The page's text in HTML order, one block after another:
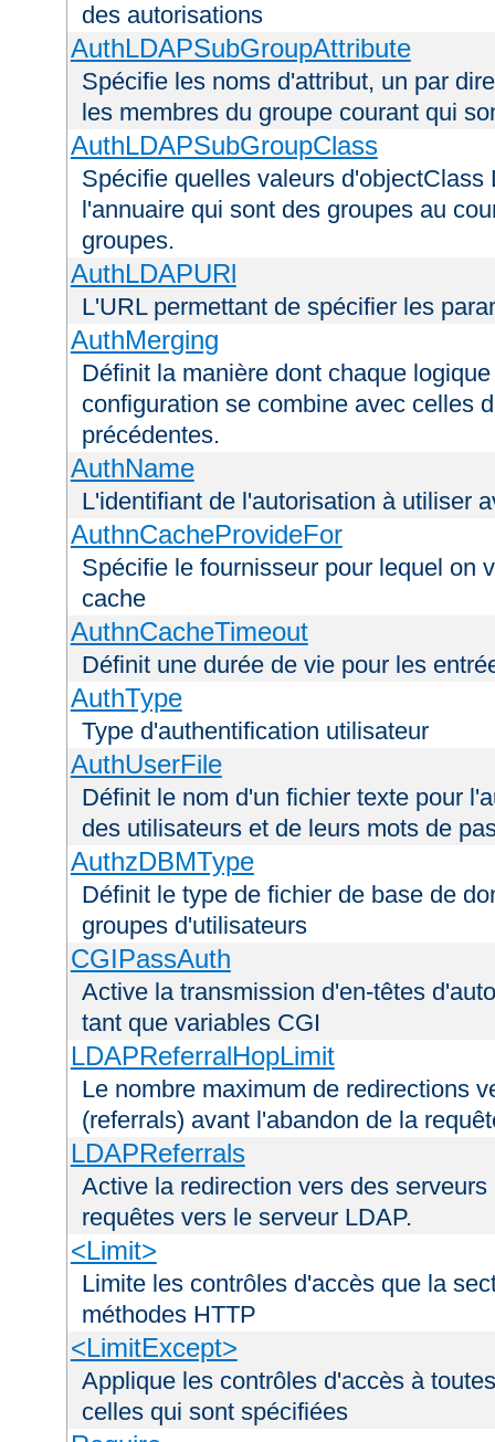
des autorisations
AuthLDAPSubGroupAttribute
Spécifie les noms d'attribut, un par
les membres du groupe courant qui
AuthLDAPSubGroupClass
Spécifie quelles valeurs
l'annuaire qui sont des groupes au
groupes.
AuthLDAPURl
L'URL permettant de spécifier les
AuthMerging
Définit la manière dont chaque
configuration se combine avec celles
précédentes.
AuthName
L'identifiant de l'autorisation à utiliser
AuthnCacheProvideFor
Spécifie le fournisseur pour lequel on
cache
AuthnCacheTimeout
Définit une durée de vie pour les
AuthType
Type d'authentification utilisateur
AuthUserFile
Définit le nom d'un fichier texte pour
des utilisateurs et de leurs mots de
AuthzDBMType
Définit le type de fichier de base de
groupes d'utilisateurs
CGIPassAuth
Active la transmission d'en-têtes
tant que variables CGI
LDAPReferralHopLimit
Le nombre maximum de redirections
(referrals) avant l'abandon de la
LDAPReferrals
Active la redirection vers des
requêtes vers le serveur LDAP.
<Limit>
Limite les contrôles d'accès que la
méthodes HTTP
<LimitExcept>
Applique les contrôles d'accès à
celles qui sont spécifiées